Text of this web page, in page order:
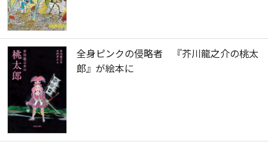
全身ピンクの侵略者 『芥川龍之介の桃太
郎』が絵本に